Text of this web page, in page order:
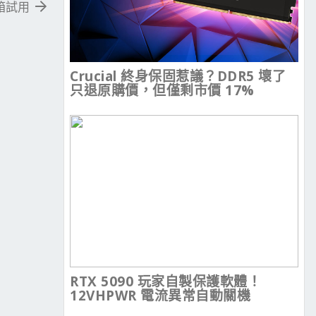
試用
Crucial 終身保固惹議？DDR5 壞了
只退原購價，但僅剩市價 17%
RTX 5090 玩家自製保護軟體！
12VHPWR 電流異常自動關機